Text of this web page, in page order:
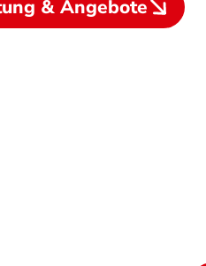
& Angebote